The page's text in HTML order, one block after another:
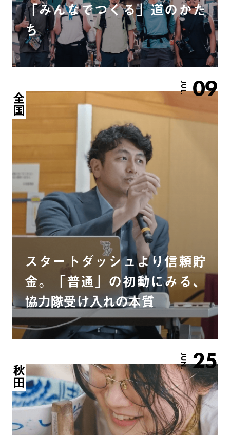
「みんなでつくる」道のかた
ち
JUL. 09
全国
スタートダッシュより信頼貯
金。「普通」の初動にみる、
協力隊受け入れの本質
JUN. 25
秋田